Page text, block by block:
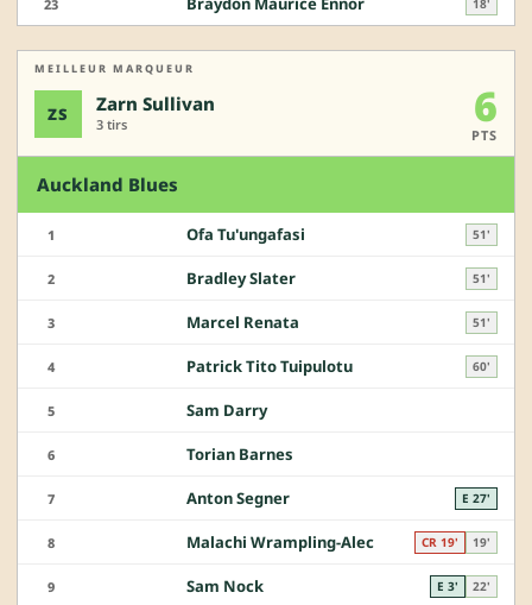
23
MEILLEUR MARQUEUR
ZS Zarn Sullivan
3 tirs 6
PTS
Auckland Blues
1 Ofa Tu'ungafasi 51'
2 Bradley Slater 51'
3 Marcel Renata 51'
4 Patrick Tito Tuipulotu 60'
5 Sam Darry
6 Torian Barnes
7 Anton Segner E 27'
8 Malachi Wrampling-Alec CR 19' 19'
9 Sam Nock E 3' 22'